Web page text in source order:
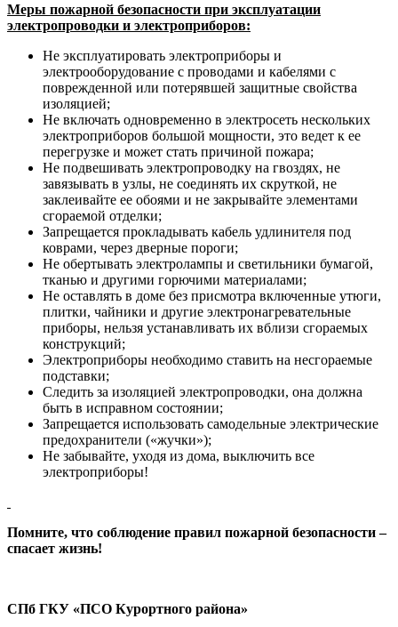
Меры пожарной безопасности при эксплуатации
электропроводки и электроприборов:
Не эксплуатировать электроприборы и
электрооборудование с проводами и кабелями с
поврежденной или потерявшей защитные свойства
изоляцией;
Не включать одновременно в электросеть нескольких
электроприборов большой мощности, это ведет к ее
перегрузке и может стать причиной пожара;
Не подвешивать электропроводку на гвоздях, не
завязывать в узлы, не соединять их скруткой, не
заклеивайте ее обоями и не закрывайте элементами
сгораемой отделки;
Запрещается прокладывать кабель удлинителя под
коврами, через дверные пороги;
Не обертывать электролампы и светильники бумагой,
тканью и другими горючими материалами;
Не оставлять в доме без присмотра включенные утюги,
плитки, чайники и другие электронагревательные
приборы, нельзя устанавливать их вблизи сгораемых
конструкций;
Электроприборы необходимо ставить на несгораемые
подставки;
Следить за изоляцией электропроводки, она должна
быть в исправном состоянии;
Запрещается использовать самодельные электрические
предохранители («жучки»);
Не забывайте, уходя из дома, выключить все
электроприборы!
Помните, что соблюдение правил пожарной безопасности –
спасает жизнь!
СПб ГКУ «ПСО Курортного района»